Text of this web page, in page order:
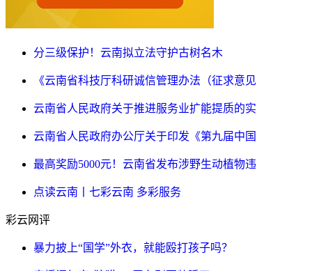
分三级保护！云南拟立法守护古树名木
《云南省科技厅科研诚信管理办法（征求意见
云南省人民政府关于推进服务业扩能提质的实
云南省人民政府办公厅关于印发《第九届中国
最高奖励5000元！云南省发布涉野生动植物违
点读云南丨七彩云南 多彩服务
彩云网评
暴力披上“国学”外衣，就能殴打孩子吗？